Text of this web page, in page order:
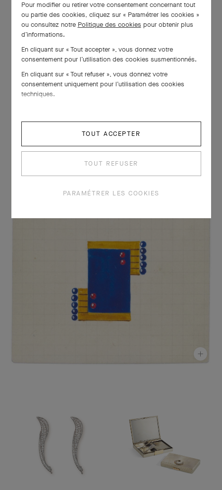
Pour modifier ou retirer votre consentement concernant tout
ou partie des cookies, cliquez sur « Paramétrer les cookies »
ou consultez notre Politique des cookies pour obtenir plus
d’informations.
En cliquant sur « Tout accepter », vous donnez votre
consentement pour l’utilisation des cookies susmentionnés.
En cliquant sur « Tout refuser », vous donnez votre
consentement uniquement pour l’utilisation des cookies
techniques.
TOUT ACCEPTER
TOUT REFUSER
PARAMÉTRER LES COOKIES